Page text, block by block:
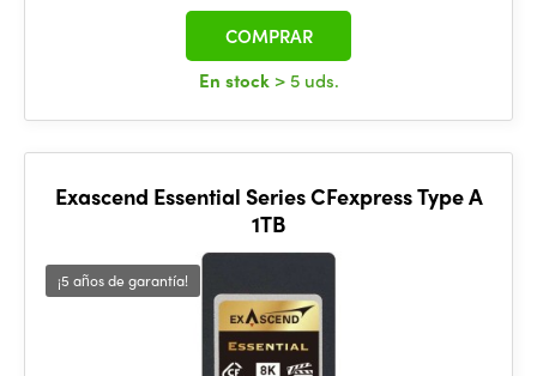
En stock > 5 uds.
COMPRAR
Exascend Essential Series CFexpress Type A
1TB
¡5 años de garantía!